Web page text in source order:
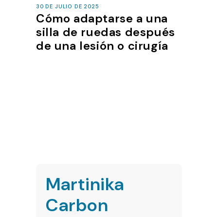
30 DE JULIO DE 2025
Cómo adaptarse a una
silla de ruedas después
de una lesión o cirugía
Martinika
Carbon